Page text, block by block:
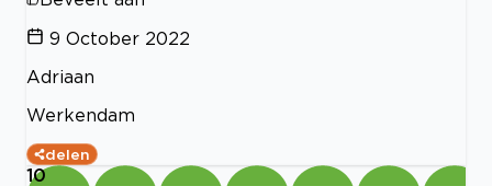
9 October 2022
Adriaan
Werkendam
delen
10